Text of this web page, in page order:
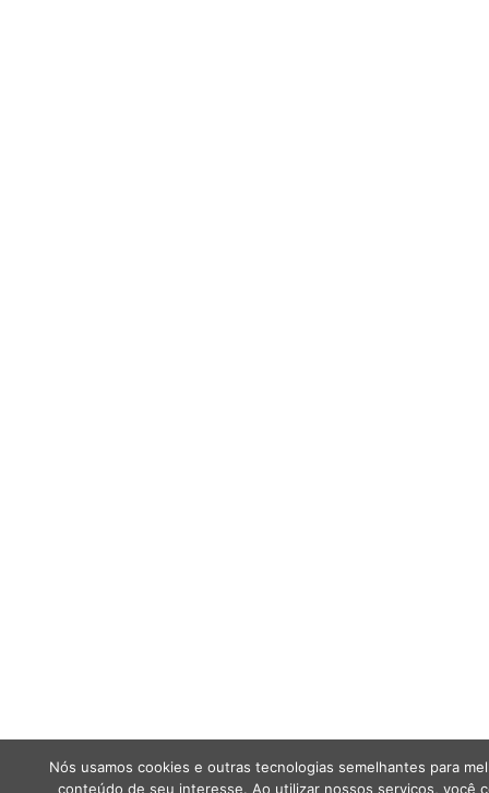
Nós usamos cookies e outras tecnologias semelhantes para
conteúdo de seu interesse. Ao utilizar nossos serviços, você